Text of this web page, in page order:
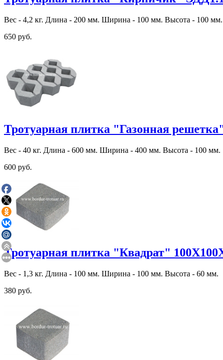
Вес - 4,2 кг. Длина - 200 мм. Ширина - 100 мм. Высота - 100 мм.
650 руб.
Тротуарная плитка "Газонная
Вес - 40 кг. Длина - 600 мм. Ширина - 400 мм. Высота - 100 мм.
600 руб.
Тротуарная плитка "Квадрат"
Вес - 1,3 кг. Длина - 100 мм. Ширина - 100 мм. Высота - 60 мм.
380 руб.